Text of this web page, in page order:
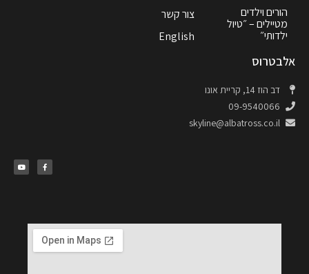
הורים וילדים
מטיילים – ״טיול
ילדותי״
צור קשר
English
אלבטרוס
דב הוז 14, קריית אונו
09-9540066
skyline@albatross.co.il